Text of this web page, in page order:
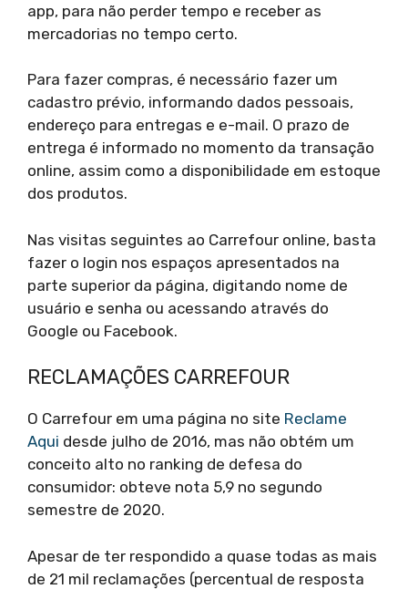
app, para não perder tempo e receber as
mercadorias no tempo certo.
Para fazer compras, é necessário fazer um
cadastro prévio, informando dados pessoais,
endereço para entregas e e-mail. O prazo de
entrega é informado no momento da transação
online, assim como a disponibilidade em estoque
dos produtos.
Nas visitas seguintes ao Carrefour online, basta
fazer o login nos espaços apresentados na
parte superior da página, digitando nome de
usuário e senha ou acessando através do
Google ou Facebook.
RECLAMAÇÕES CARREFOUR
O Carrefour em uma página no site Reclame
Aqui desde julho de 2016, mas não obtém um
conceito alto no ranking de defesa do
consumidor: obteve nota 5,9 no segundo
semestre de 2020.
Apesar de ter respondido a quase todas as mais
de 21 mil reclamações (percentual de resposta